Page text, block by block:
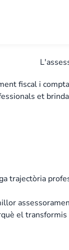
fiscal i
et
trajectòria
el